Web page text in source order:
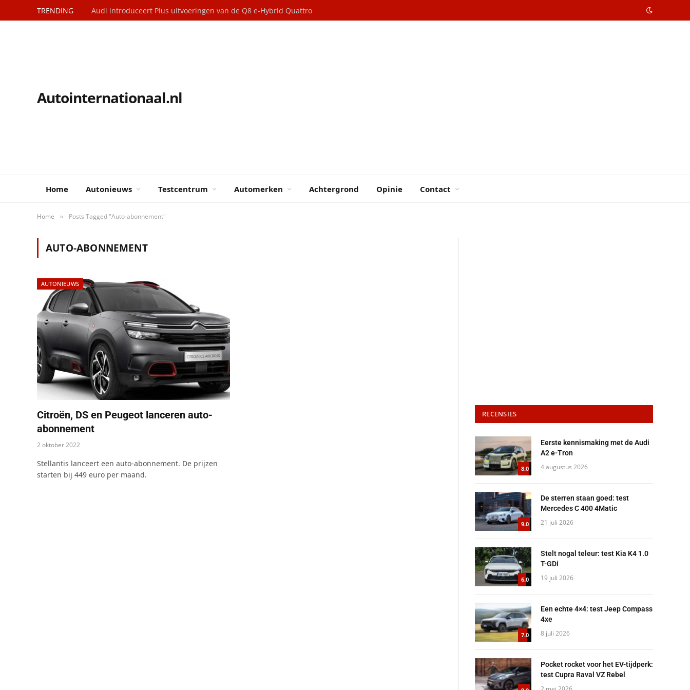
TRENDING Audi introduceert Plus uitvoeringen van de Q8 e-Hybrid Quattro
Autointernationaal.nl
Home Autonieuws Testcentrum Automerken Achtergrond Opinie Contact
Home » Posts Tagged "Auto-abonnement"
AUTO-ABONNEMENT
AUTONIEUWS
Citroën, DS en Peugeot lanceren auto-
abonnement
2 oktober 2022
Stellantis lanceert een auto-abonnement. De prijzen
starten bij 449 euro per maand.
RECENSIES
8.0
Eerste kennismaking met de Audi
A2 e-Tron
4 augustus 2026
9.0
De sterren staan goed: test
Mercedes C 400 4Matic
21 juli 2026
6.0
Stelt nogal teleur: test Kia K4 1.0
T-GDi
19 juli 2026
7.0
Een echte 4×4: test Jeep Compass
4xe
8 juli 2026
Pocket rocket voor het EV-tijdperk:
test Cupra Raval VZ Rebel